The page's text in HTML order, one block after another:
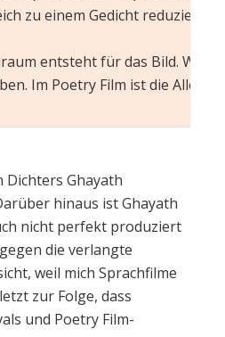
zu einem Gedicht reduzierter
entsteht für das Bild.
Im Poetry Film ist die
Dichters Ghayath
hinaus ist Ghayath
nicht perfekt produziert
die verlangte
weil mich Sprachfilme
zur Folge, dass
und Poetry Film-